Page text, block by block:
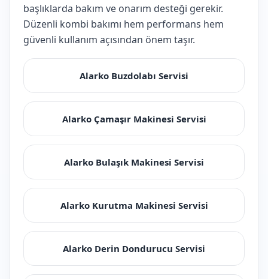
başlıklarda bakım ve onarım desteği gerekir.
Düzenli kombi bakımı hem performans hem
güvenli kullanım açısından önem taşır.
Alarko Buzdolabı Servisi
Alarko Çamaşır Makinesi Servisi
Alarko Bulaşık Makinesi Servisi
Alarko Kurutma Makinesi Servisi
Alarko Derin Dondurucu Servisi